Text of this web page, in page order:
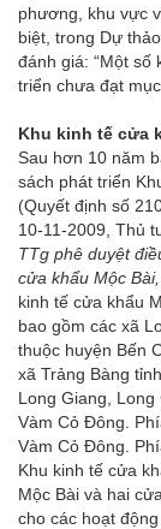
phương, khu vực
biệt, trong Dự
đánh giá: “Một số
triển chưa đạt
Khu kinh tế cửa
Sau hơn 10 năm
sách phát triển
(Quyết định số
10-11-2009, Thủ
TTg phê duyệt
cửa khẩu Mộc
kinh tế cửa khẩu
bao gồm các xã
thuộc huyện Bến
xã Trảng Bàng
Long Giang,
Vàm Cỏ Đông.
Vàm Cỏ Đông.
Khu kinh tế cửa
Mộc Bài và hai
cho các hoạt